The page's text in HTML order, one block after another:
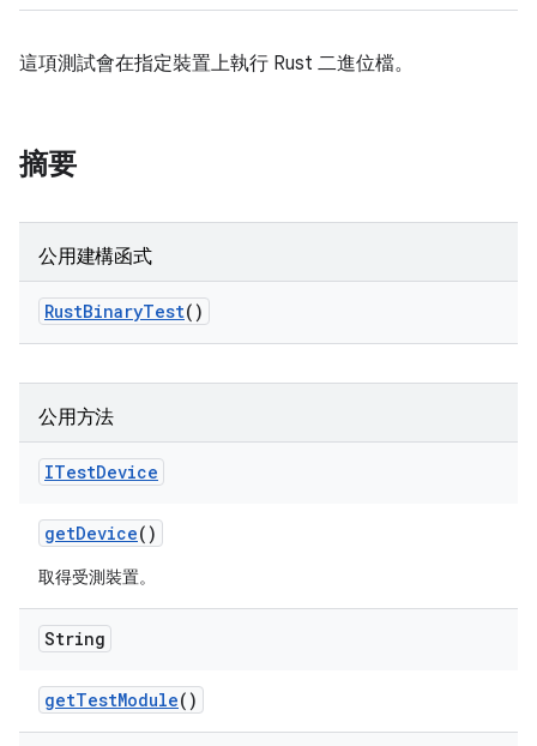
這項測試會在指定裝置上執行 Rust 二進位檔。
摘要
公用建構函式
RustBinaryTest()
公用方法
ITestDevice
getDevice()
取得受測裝置。
String
getTestModule()